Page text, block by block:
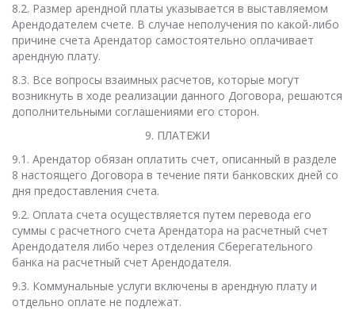
8.2. Размер арендной платы указывается в выставляемом
Арендодателем счете. В случае неполучения по какой-либо
причине счета Арендатор самостоятельно оплачивает
арендную плату.
8.3. Все вопросы взаимных расчетов, которые могут
возникнуть в ходе реализации данного Договора, решаются
дополнительными соглашениями его сторон.
9. ПЛАТЕЖИ
9.1. Арендатор обязан оплатить счет, описанный в разделе
8 настоящего Договора в течение пяти банковских дней со
дня предоставления счета.
9.2. Оплата счета осуществляется путем перевода его
суммы с расчетного счета Арендатора на расчетный счет
Арендодателя либо через отделения Сберегательного
банка на расчетный счет Арендодателя.
9.3. Коммунальные услуги включены в арендную плату и
отдельно оплате не подлежат.